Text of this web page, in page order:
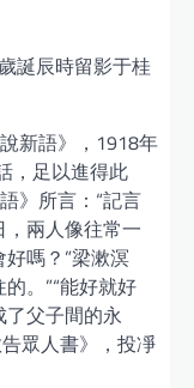
誕辰時留影于桂
新語》，1918年
，足以進得此
》所言：“記言
兩人像往常一
嗎？”梁漱溟
。”“能好就好
父子間的永
眾人書》，投凈